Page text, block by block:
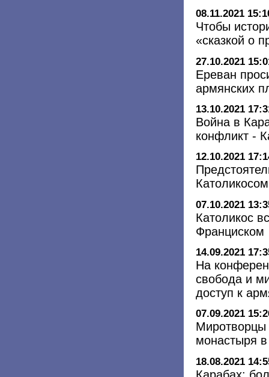
08.11.2021
Чтобы
«сказкой о
27.10.2021
Ереван
армянских
13.10.2021
Война в
конфликт -
12.10.2021
07.10.2021
Католикос
Франциском
14.09.2021
На
свобода и
доступ к
07.09.2021
Миротворцы
монастыря
18.08.2021
Карабах: